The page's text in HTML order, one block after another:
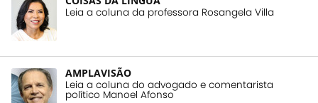
Leia a coluna da professora Rosangela Villa
AMPLAVISÃO
Leia a coluna do advogado e comentarista
político Manoel Afonso